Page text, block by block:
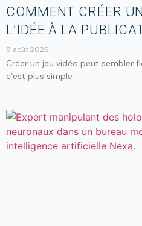
COMMENT CRÉER
L’IDÉE À LA
8 août 2026
Créer un jeu vidéo peut sembler
c’est plus simple